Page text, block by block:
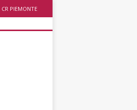
CR PIEMONTE